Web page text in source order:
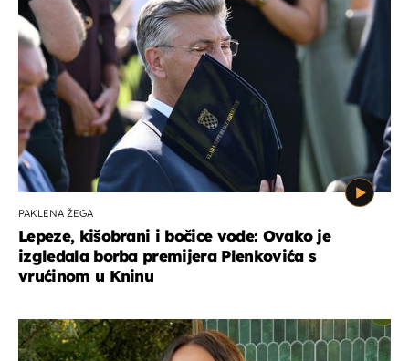
PAKLENA ŽEGA
Lepeze, kišobrani i bočice vode: Ovako je
izgledala borba premijera Plenkovića s
vrućinom u Kninu